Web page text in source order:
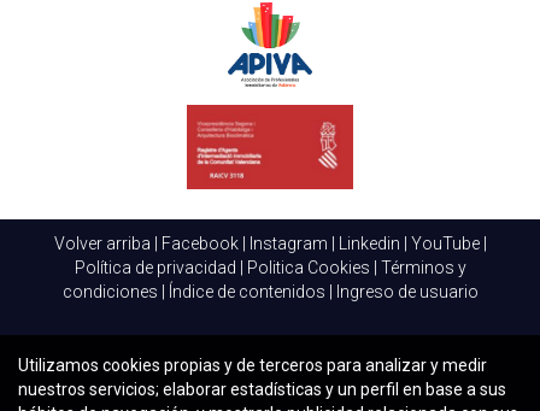
Volver arriba Facebook| Instagram Linkedin YouTube|
Política de privacidad
Politica Cookies
Términos y
condiciones
Índice de contenidos Ingreso de usuario
Utilizamos cookies propias y de terceros para analizar y medir
nuestros servicios; elaborar estadísticas y un perfil en base a sus